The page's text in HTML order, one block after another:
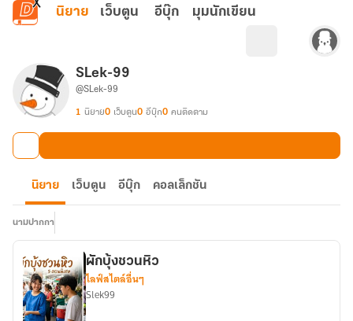
ข้ามไปยังเนื้อหาหลัก
นิยาย เว็บตูน อีบุ๊ก มุมนักเขียน
SLek-99
@SLek-99
1 นิยาย0 เว็บตูน0 อีบุ๊ก0 คนติดตาม
นิยาย เว็บตูน อีบุ๊ก คอลเล็กชัน
นามปากกา
ผักบุ้งชวนหิว
ไลฟ์สไตล์อื่นๆ
Slek99